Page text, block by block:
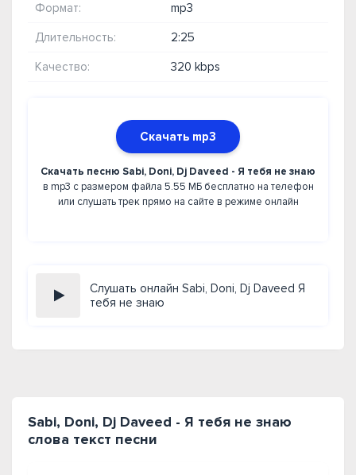
Формат: mp3
Длительность: 2:25
Качество: 320 kbps
Скачать mp3
Скачать песню Sabi, Doni, Dj Daveed - Я тебя не знаю
в mp3 с размером файла 5.55 МБ бесплатно на телефон
или слушать трек прямо на сайте в режиме онлайн
Слушать онлайн Sabi, Doni, Dj Daveed Я
тебя не знаю
Sabi, Doni, Dj Daveed - Я тебя не знаю
слова текст песни